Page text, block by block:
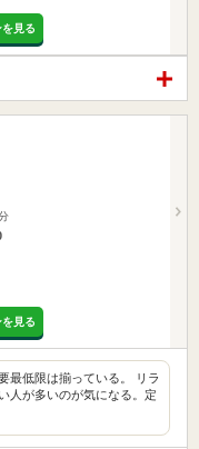
見る
見る
最低限は揃っている。 リラ
人が多いのが気になる。定